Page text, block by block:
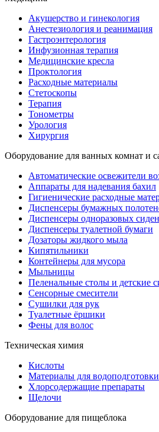
Акушерство и гинекология
Анестезиология и реанимация
Гастроэнтерология
Инфузионная терапия
Медицинские кресла
Проктология
Расходные материалы
Стетоскопы
Терапия
Тонометры
Урология
Хирургия
Оборудование для ванных комнат и
Автоматические освежители
Аппараты для надевания бахил
Гигиенические расходные
Диспенсеры бумажных
Диспенсеры одноразовых
Диспенсеры туалетной бумаги
Дозаторы жидкого мыла
Кипятильники
Контейнеры для мусора
Мыльницы
Пеленальные столы и детские
Сенсорные смесители
Сушилки для рук
Туалетные ёршики
Фены для волос
Техническая химия
Кислоты
Материалы для водоподготовки
Хлорсодержащие препараты
Щелочи
Оборудование для пищеблока